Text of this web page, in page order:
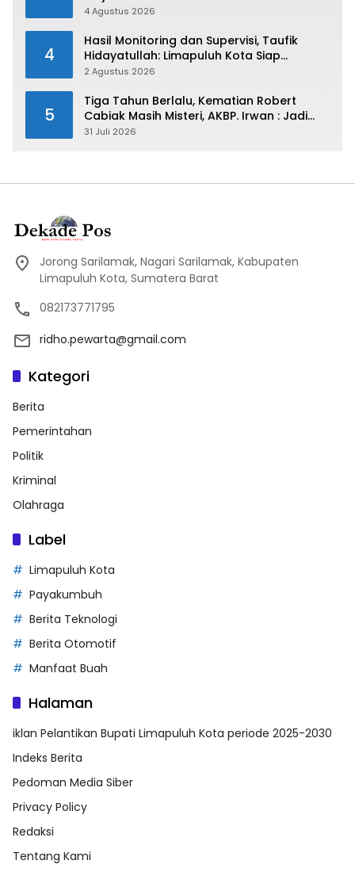
Pangan di Kabupaten 50 Kota
4 Agustus 2026
4
Hasil Monitoring dan Supervisi, Taufik
Hidayatullah: Limapuluh Kota Siap
Kirimkan Atlet Terbaiknya Pada Porprov
2 Agustus 2026
5
Tiga Tahun Berlalu, Kematian Robert
Cabiak Masih Misteri, AKBP. Irwan : Jadi
Atensi Kita
31 Juli 2026
Jorong Sarilamak, Nagari Sarilamak, Kabupaten
Limapuluh Kota, Sumatera Barat
082173771795
ridho.pewarta@gmail.com
Kategori
Berita
Pemerintahan
Politik
Kriminal
Olahraga
Label
Limapuluh Kota
Payakumbuh
Berita Teknologi
Berita Otomotif
Manfaat Buah
Halaman
iklan Pelantikan Bupati Limapuluh Kota periode 2025-2030
Indeks Berita
Pedoman Media Siber
Privacy Policy
Redaksi
Tentang Kami